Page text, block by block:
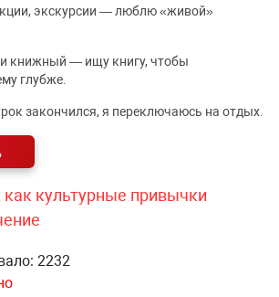
экскурсии — люблю «живой»
книжный — ищу книгу, чтобы
глубже.
закончился, я переключаюсь на отдых.
как культурные привычки
2232